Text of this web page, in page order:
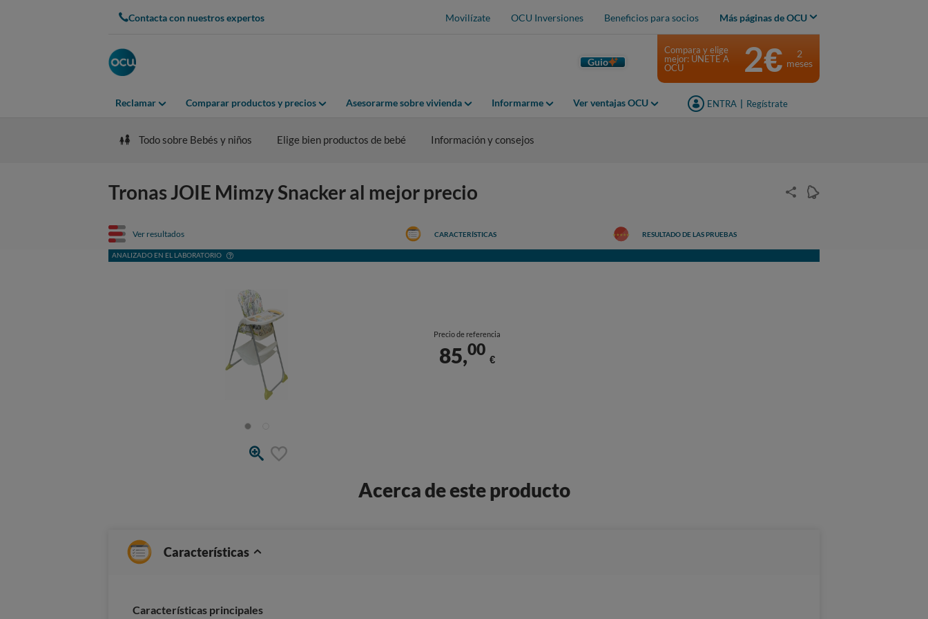
Contacta con nuestros expertos Movilízate OCU Inversiones Beneficios para socios Más páginas de OCU
Guio
Reclamar Comparar productos y precios Asesorarme sobre vivienda Informarme Ver ventajas OCU ENTRA Regístrate
Compara y elige
mejor: ÚNETE A
OCU
2€
2
meses
Todo sobre Bebés y niños Elige bien productos de bebé Información y consejos
Tronas JOIE Mimzy Snacker al mejor precio
Ver resultados
ANALIZADO EN EL LABORATORIO
CARACTERÍSTICAS RESULTADO DE LAS PRUEBAS
Precio de referencia
85,00
€
Acerca de este producto
Características
Características principales